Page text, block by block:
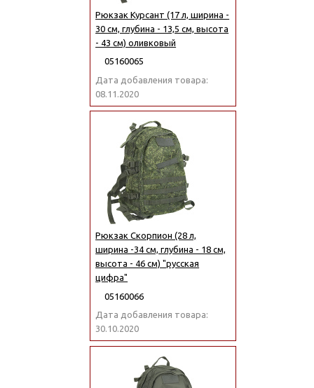
Рюкзак Курсант (17 л, ширина -
30 см, глубина - 13,5 см, высота
- 43 см) оливковый
05160065
Дата добавления товара:
08.11.2020
Рюкзак Скорпион (28 л,
ширина -34 см, глубина - 18 см,
высота - 46 см) "русская
цифра"
05160066
Дата добавления товара:
30.10.2020